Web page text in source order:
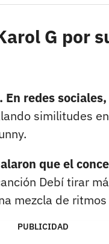
G por
redes
similitudes
que el
Debí tirar
mezcla de
PUBLICIDAD